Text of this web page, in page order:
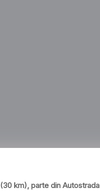
km), parte din Autostrada